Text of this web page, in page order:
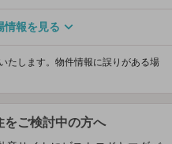
情報を見る
たします。物件情報に誤りがある場
をご検討中の方へ